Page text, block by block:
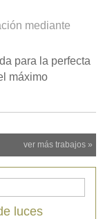
mediante
para la perfecta
máximo
ver más trabajos »
luces